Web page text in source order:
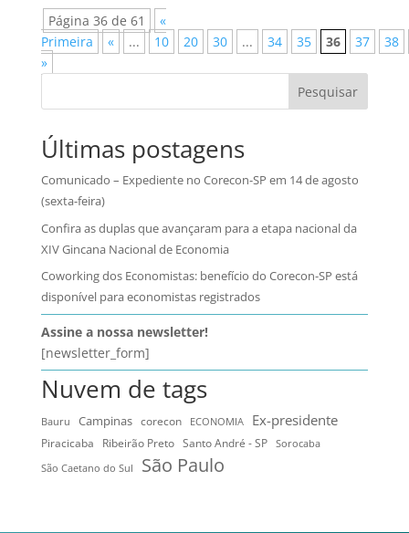
Página 36 de 61
«
Primeira
« ... 10 20 30 ... 34 35 36 37
38
»
Pesquisar
Últimas postagens
Comunicado – Expediente no Corecon-SP em 14 de agosto
(sexta-feira)
Confira as duplas que avançaram para a etapa nacional da
XIV Gincana Nacional de Economia
Coworking dos Economistas: benefício do Corecon-SP está
disponível para economistas registrados
Assine a nossa newsletter!
[newsletter_form]
Nuvem de tags
Bauru Campinas corecon ECONOMIA Ex-presidente
Piracicaba Ribeirão Preto Santo André - SP
Sorocaba
São Caetano do Sul
São Paulo